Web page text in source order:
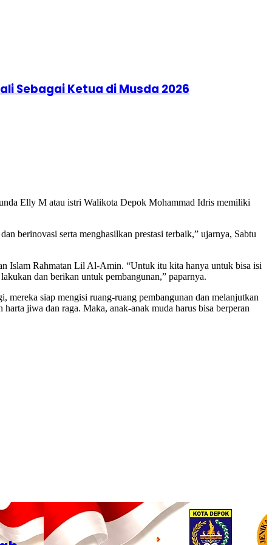
Sebagai Ketua di Musda 2026
Elly M atau istri Walikota Depok Mohammad Idris memiliki
berinovasi serta menghasilkan prestasi terbaik,” ujarnya, Sabtu
Islam Rahmatan Lil Al-Amin. “Untuk itu kita hanya untuk bisa isi
dan berikan untuk pembangunan,” paparnya.
mereka siap mengisi ruang-ruang pembangunan dan melanjutkan
jiwa dan raga. Maka, anak-anak muda harus bisa berperan